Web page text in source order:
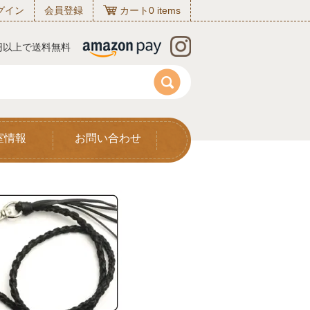
イン 会員登録 カート0 items
上で送料無料
情報 お問い合わせ